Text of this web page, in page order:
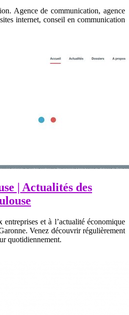
Agence de communication, agence
internet, conseil en communication
| Actualités des
et à l’actualité économique
Venez découvrir régulièrement
quotidiennement.